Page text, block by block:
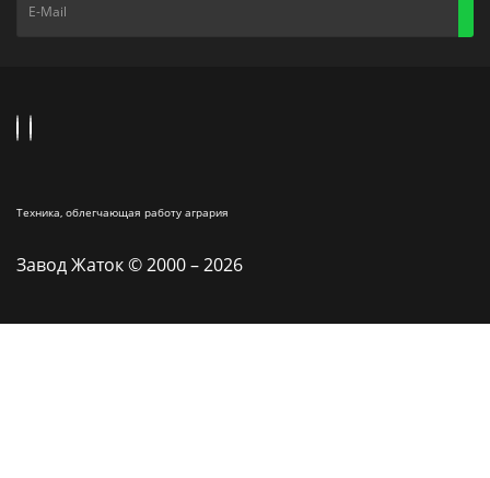
Техника, облегчающая работу агрария
Завод Жаток © 2000 – 2026